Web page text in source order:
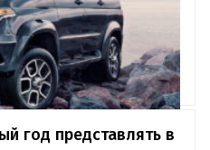
год представлять в